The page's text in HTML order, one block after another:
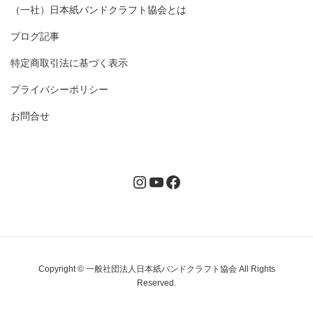
（一社）日本紙バンドクラフト協会とは
ブログ記事
特定商取引法に基づく表示
プライバシーポリシー
お問合せ
Instagram
YouTube
Facebook
Copyright © 一般社団法人日本紙バンドクラフト協会 All Rights
Reserved.